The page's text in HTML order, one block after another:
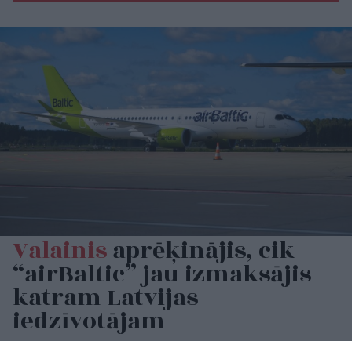
Valainisaprēķinājis, cik
“airBaltic” jau izmaksājis
katram Latvijas
iedzīvotājam